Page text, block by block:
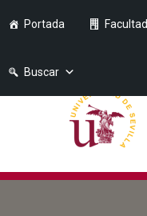
Portada Facultad
Buscar